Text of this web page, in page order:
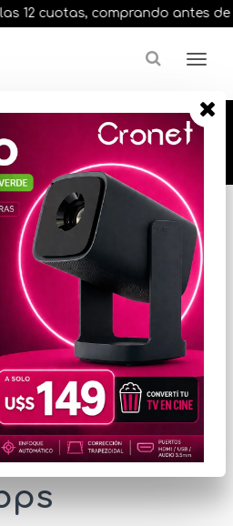
cuotas, comprando antes de
todos nuestros artículos,
las 13 hrs. envíos en el
🔥🔥🔥
CCTV
con fines ilustrativos.
NVR-
Canales